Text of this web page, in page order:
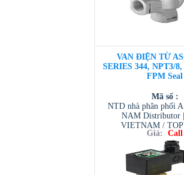
VAN ĐIỆN TỪ
SERIES 344, NPT3/8,
FPM Seal
Mã số :
NTD nhà phân phối
NAM Distributor
VIETNAM /
VIETNAM /
/ TESCOM
Giá: Call